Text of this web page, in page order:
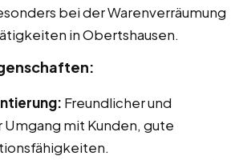
bei der Warenverräumung
in Obertshausen.
Freundlicher und
mit Kunden, gute